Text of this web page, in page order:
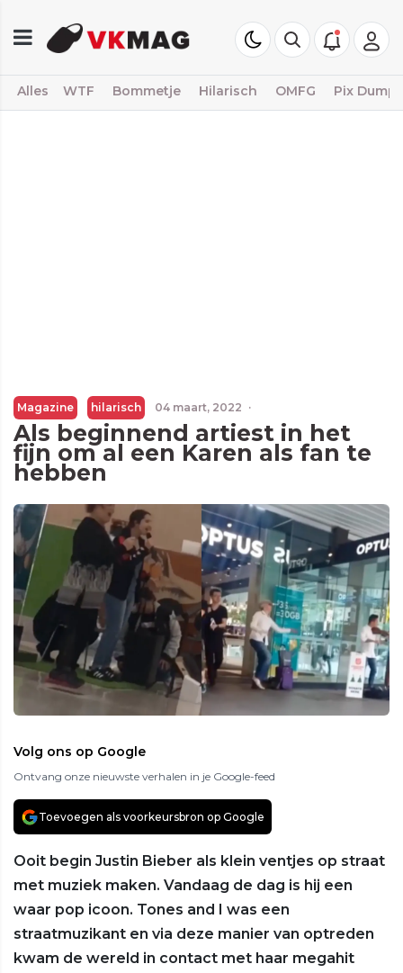
Alles WTF Bommetje Hilarisch OMFG Pix Dump
Magazine hilarisch 04 maart, 2022 ·
Als beginnend artiest in het
fijn om al een Karen als fan te
hebben
Volg ons op Google
Ontvang onze nieuwste verhalen in je Google-feed
Toevoegen als voorkeursbron op Google
Ooit begin Justin Bieber als klein ventjes op straat
met muziek maken. Vandaag de dag is hij een
waar pop icoon. Tones and I was een
straatmuzikant en via deze manier van optreden
kwam de wereld in contact met haar megahit